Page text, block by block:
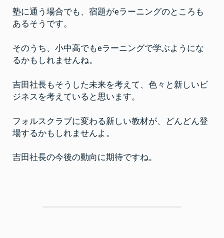
塾に通う場合でも、宿題がeラーニングのところも
あるそうです。
そのうち、小中高でもeラーニングで学ぶようにな
るかもしれませんね。
吉田社長もそうした未来を考えて、色々と新しいビ
ジネスを考えていると思います。
フォルスクラブに変わる新しい教材が、どんどん登
場するかもしれませんよ。
吉田社長の今後の動向に期待ですね。